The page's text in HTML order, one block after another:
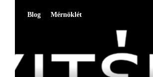
Blog Mérnöklét